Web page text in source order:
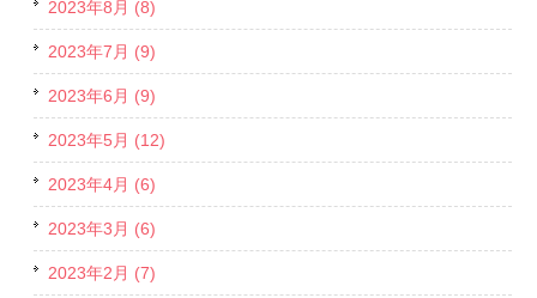
2023年8月 (8)
2023年7月 (9)
2023年6月 (9)
2023年5月 (12)
2023年4月 (6)
2023年3月 (6)
2023年2月 (7)